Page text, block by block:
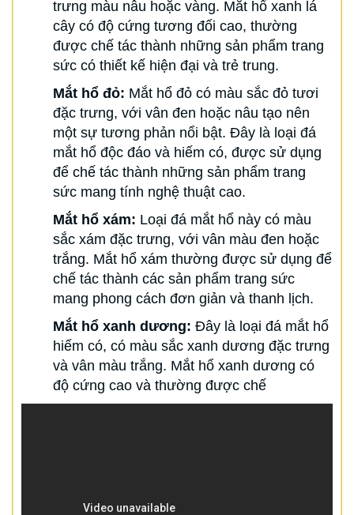
trưng màu nâu hoặc vàng. Mắt hổ xanh lá
cây có độ cứng tương đối cao, thường
được chế tác thành những sản phẩm trang
sức có thiết kế hiện đại và trẻ trung.
Mắt hổ đỏ: Mắt hổ đỏ có màu sắc đỏ tươi
đặc trưng, với vân đen hoặc nâu tạo nên
một sự tương phản nổi bật. Đây là loại đá
mắt hổ độc đáo và hiếm có, được sử dụng
để chế tác thành những sản phẩm trang
sức mang tính nghệ thuật cao.
Mắt hổ xám: Loại đá mắt hổ này có màu
sắc xám đặc trưng, với vân màu đen hoặc
trắng. Mắt hổ xám thường được sử dụng để
chế tác thành các sản phẩm trang sức
mang phong cách đơn giản và thanh lịch.
Mắt hổ xanh dương: Đây là loại đá mắt hổ
hiếm có, có màu sắc xanh dương đặc trưng
và vân màu trắng. Mắt hổ xanh dương có
độ cứng cao và thường được chế